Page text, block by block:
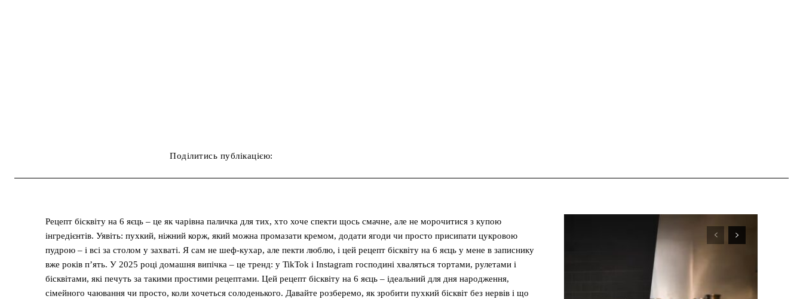
Поділитись публікацією:
Рецепт бісквіту на 6 яєць – це як чарівна паличка для тих, хто хоче спекти щось смачне, але не морочитися з купою
інгредієнтів. Уявіть: пухкий, ніжний корж, який можна промазати кремом, додати ягоди чи просто присипати цукровою
пудрою – і всі за столом у захваті. Я сам не шеф-кухар, але пекти люблю, і цей рецепт бісквіту на 6 яєць у мене в записнику
вже років п’ять. У 2025 році домашня випічка – це тренд: у TikTok і Instagram господині хваляться тортами, рулетами і
бісквітами, які печуть за такими простими рецептами. Цей рецепт бісквіту на 6 яєць – ідеальний для дня народження,
сімейного чаювання чи просто, коли хочеться солоденького. Давайте розберемо, як зробити пухкий бісквіт без нервів і що